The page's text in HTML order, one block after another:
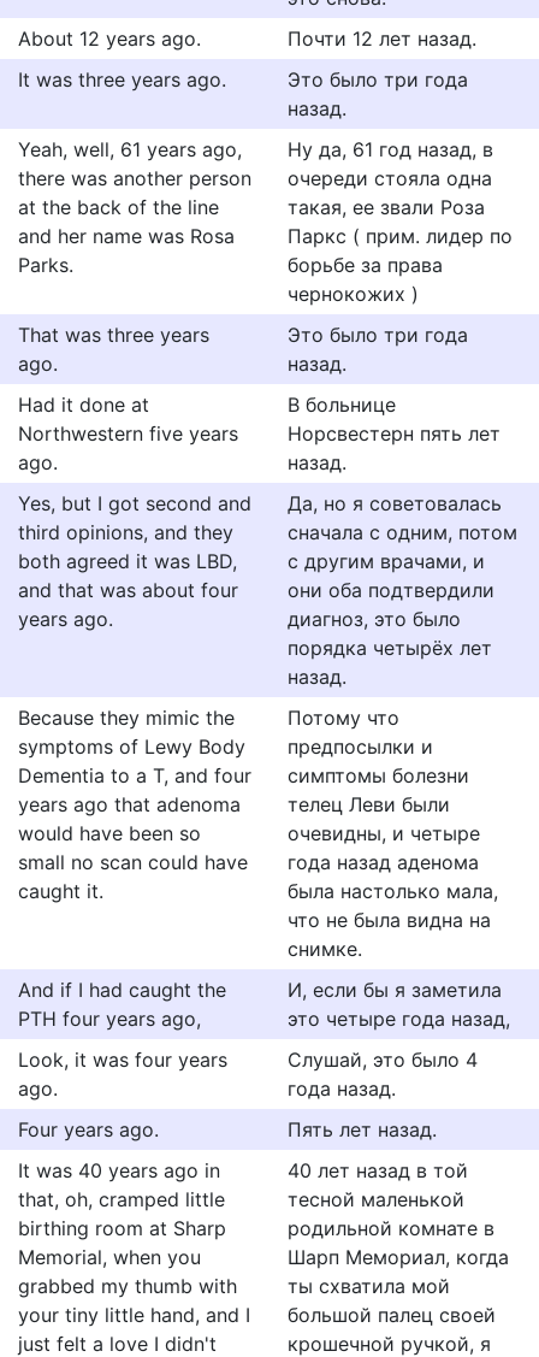
About 12 years ago.
Почти 12 лет назад.
It was three years ago.
Это было три года
назад.
Yeah, well, 61 years ago,
there was another person
at the back of the line
and her name was Rosa
Parks.
Ну да, 61 год назад, в
очереди стояла одна
такая, ее звали Роза
Паркс ( прим. лидер по
борьбе за права
чернокожих )
That was three years
ago.
Это было три года
назад.
Had it done at
Northwestern five years
ago.
В больнице
Норсвестерн пять лет
назад.
Yes, but I got second and
third opinions, and they
both agreed it was LBD,
and that was about four
years ago.
Да, но я советовалась
сначала с одним, потом
с другим врачами, и
они оба подтвердили
диагноз, это было
порядка четырёх лет
назад.
Because they mimic the
symptoms of Lewy Body
Dementia to a T, and four
years ago that adenoma
would have been so
small no scan could have
caught it.
Потому что
предпосылки и
симптомы болезни
телец Леви были
очевидны, и четыре
года назад аденома
была настолько мала,
что не была видна на
снимке.
And if I had caught the
PTH four years ago,
И, если бы я заметила
это четыре года назад,
Look, it was four years
ago.
Слушай, это было 4
года назад.
Four years ago.
Пять лет назад.
It was 40 years ago in
that, oh, cramped little
birthing room at Sharp
Memorial, when you
grabbed my thumb with
your tiny little hand, and I
just felt a love I didn't
40 лет назад в той
тесной маленькой
родильной комнате в
Шарп Мемориал, когда
ты схватила мой
большой палец своей
крошечной ручкой, я